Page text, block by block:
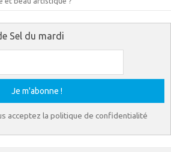
Sel du mardi
acceptez la politique de confidentialité